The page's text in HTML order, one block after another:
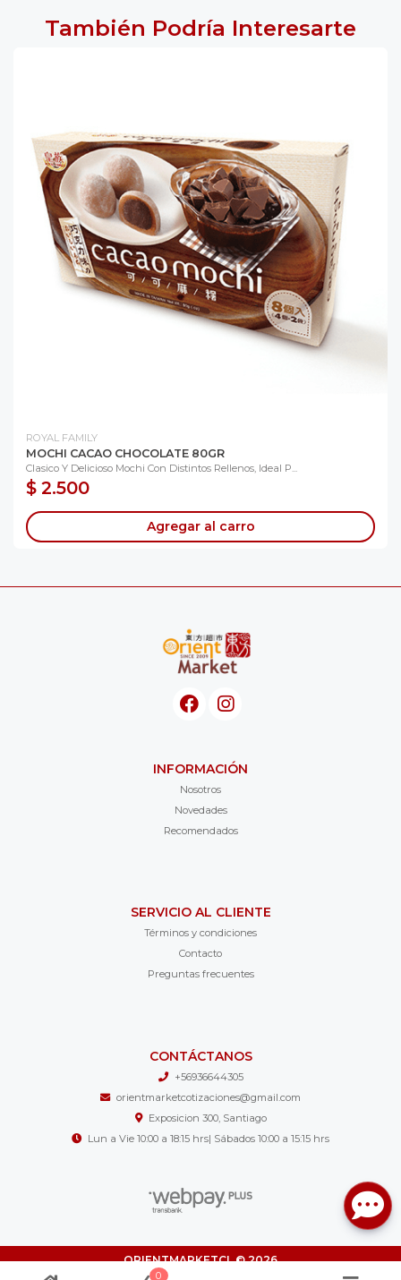
También Podría Interesarte
ROYAL FAMILY
MOCHI CACAO CHOCOLATE 80GR
Clasico Y Delicioso Mochi Con Distintos Rellenos, Ideal P...
$ 2.500
Agregar al carro
INFORMACIÓN
Nosotros
Novedades
Recomendados
SERVICIO AL CLIENTE
Términos y condiciones
Contacto
Preguntas frecuentes
CONTÁCTANOS
+56936644305
orientmarketcotizaciones@gmail.com
Exposicion 300, Santiago
Lun a Vie 10:00 a 18:15 hrs| Sábados 10:00 a 15:15 hrs
ORIENTMARKETCL © 2026
¿Te gusta mi tienda? Yo vendo con
0